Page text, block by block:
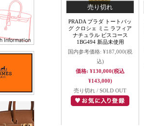
PRADA プラダ トートバッ
グ クロシェ ミニ ラフィア
ナチュラル ビスコース
1BG494 新品未使用
国内参考価格: ¥187,000(税
込)
価格: ¥130,000(税込
¥143,000)
売り切れ / SOLD OUT